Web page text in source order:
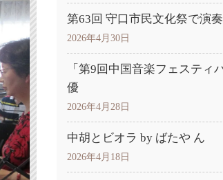
第63回 守口市民文化祭で演
2026年4月30日
「第9回中国音楽フェスティ
優
2026年4月28日
中胡とビオラ by ばたや ん
2026年4月18日